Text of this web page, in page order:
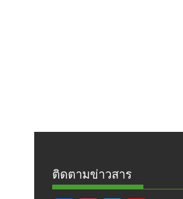
ติดตามข่าวสาร